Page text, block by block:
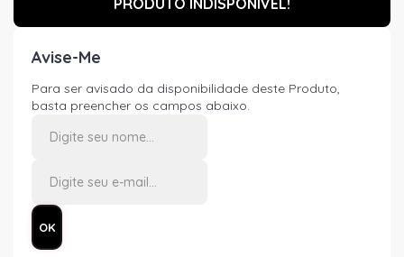
PRODUTO INDISPONÍVEL!
Avise-Me
Para ser avisado da disponibilidade deste Produto,
basta preencher os campos abaixo.